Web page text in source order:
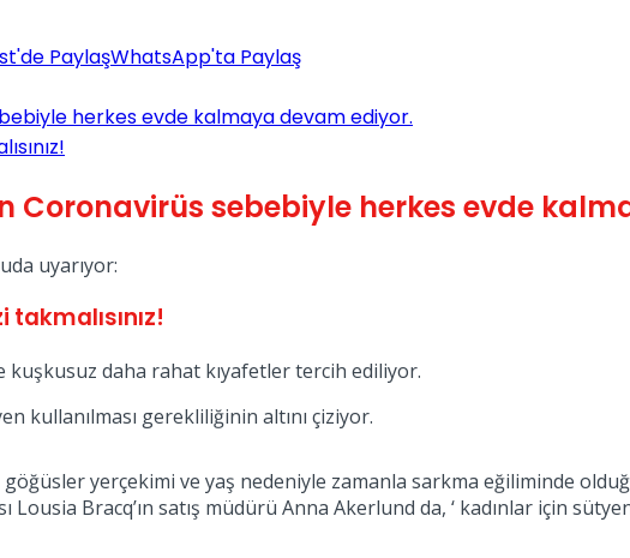
PaylaşWhatsApp'ta Paylaş
herkes evde kalmaya devam ediyor.
Coronavirüs sebebiyle herkes evde
uyarıyor:
kuşkusuz daha rahat kıyafetler tercih ediliyor.
kullanılması gerekliliğinin altını çiziyor.
yerçekimi ve yaş nedeniyle zamanla sarkma eğiliminde
Lousia Bracq’ın satış müdürü Anna Akerlund da, ‘ kadınlar için